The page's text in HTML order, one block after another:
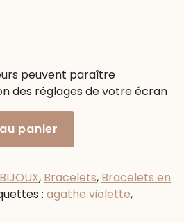
peuvent paraître
des réglages de votre écran
panier
BIJOUX, Bracelets, Bracelets en
: agathe violette,